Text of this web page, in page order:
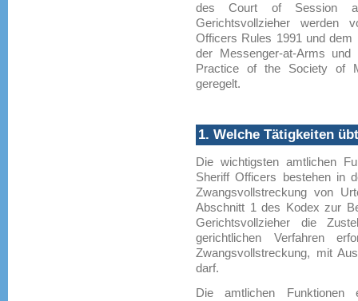
des Court of Session
Gerichtsvollzieher werden
Officers Rules 1991 und dem
der Messenger-at-Arms
Practice of the Society of
geregelt.
1. Welche Tätigkeiten
Die wichtigsten amtlichen
Sheriff Officers bestehen in
Zwangsvollstreckung von
Abschnitt 1 des Kodex zur
Gerichtsvollzieher die
gerichtlichen Verfahren
Zwangsvollstreckung, mit
darf.
Die amtlichen